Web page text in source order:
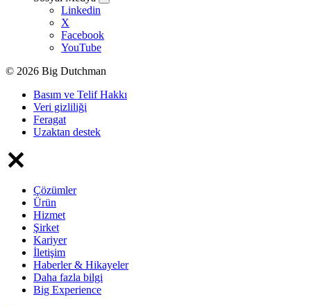
Linkedin
X
Facebook
YouTube
© 2026 Big Dutchman
Basım ve Telif Hakkı
Veri gizliliği
Feragat
Uzaktan destek
Çözümler
Ürün
Hizmet
Şirket
Kariyer
İletişim
Haberler & Hikayeler
Daha fazla bilgi
Big Experience